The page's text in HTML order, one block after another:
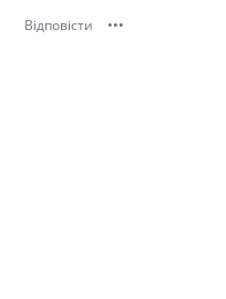
Відповісти •••